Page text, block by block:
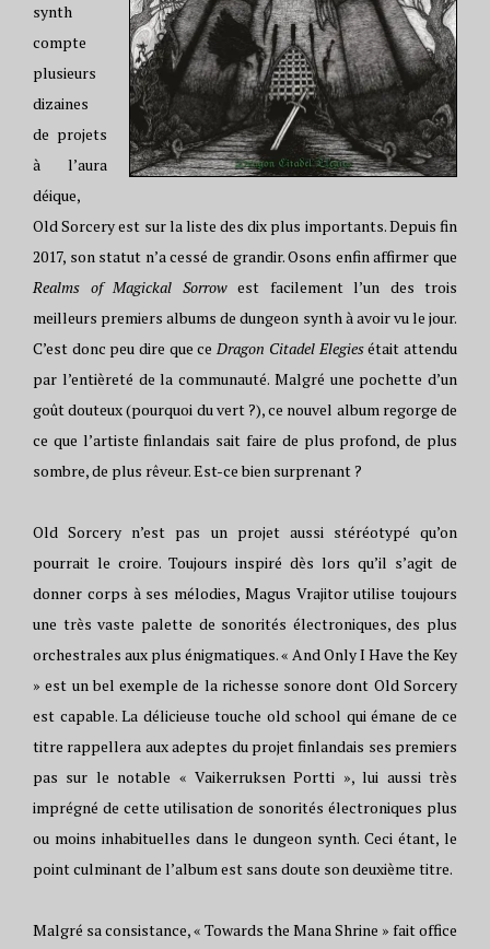
synth
compte
plusieurs
dizaines
de projets
à l’aura
déique,
Old Sorcery est sur la liste des dix plus importants. Depuis fin
2017, son statut n’a cessé de grandir. Osons enfin affirmer que
Realms of Magickal Sorrowest facilement l’un des trois
meilleurs premiers albums de dungeon synth à avoir vu le jour.
C’est donc peu dire que ceDragon Citadel Elegiesétait attendu
par l’entièreté de la communauté. Malgré une pochette d’un
goût douteux (pourquoi du vert ?), ce nouvel album regorge de
ce que l’artiste finlandais sait faire de plus profond, de plus
sombre, de plus rêveur. Est-ce bien surprenant ?
Old Sorcery n’est pas un projet aussi stéréotypé qu’on
pourrait le croire. Toujours inspiré dès lors qu’il s’agit de
donner corps à ses mélodies, Magus Vrajitor utilise toujours
une très vaste palette de sonorités électroniques, des plus
orchestrales aux plus énigmatiques. « And Only I Have the Key
» est un bel exemple de la richesse sonore dont Old Sorcery
est capable. La délicieuse touche old school qui émane de ce
titre rappellera aux adeptes du projet finlandais ses premiers
pas sur le notable « Vaikerruksen Portti », lui aussi très
imprégné de cette utilisation de sonorités électroniques plus
ou moins inhabituelles dans le dungeon synth. Ceci étant, le
point culminant de l’album est sans doute son deuxième titre.
Malgré sa consistance, « Towards the Mana Shrine » fait office